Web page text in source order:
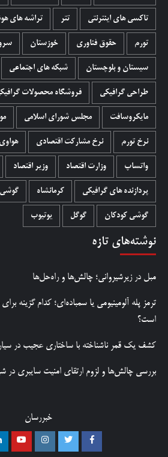
تاکسی های اینترنتی تتر تراشه های
تورم حقوق فناوری خوزستان
سیستان و بلوچستان شبکه های اجتماعی
طراحی گرافیکی فروشگاه محصولات
مایکروسافت مجلس شورای اسلامی
نرخ تورم نرخ مشارکت اقتصادی هواوی
واتساپ وزارت اقتصاد وزیر اقتصاد
پردازنده های گرافیکی کرمانشاه گوشی
گوشی کودکان گوگل یوتیوب
نوشته‌های تازه
مبل در زیرشیروانی؛ چالش‌ها و راه‌حل‌ها
ترمز پله آلومینیومی یا سمباده‌ای؛ کدام گزینه
است؟
کشف یک قمر ناشناخته با ساختاری عجیب در
بررسی چالش‌ها و لزوم ارتقای امنیت سایبری در
خبررسان